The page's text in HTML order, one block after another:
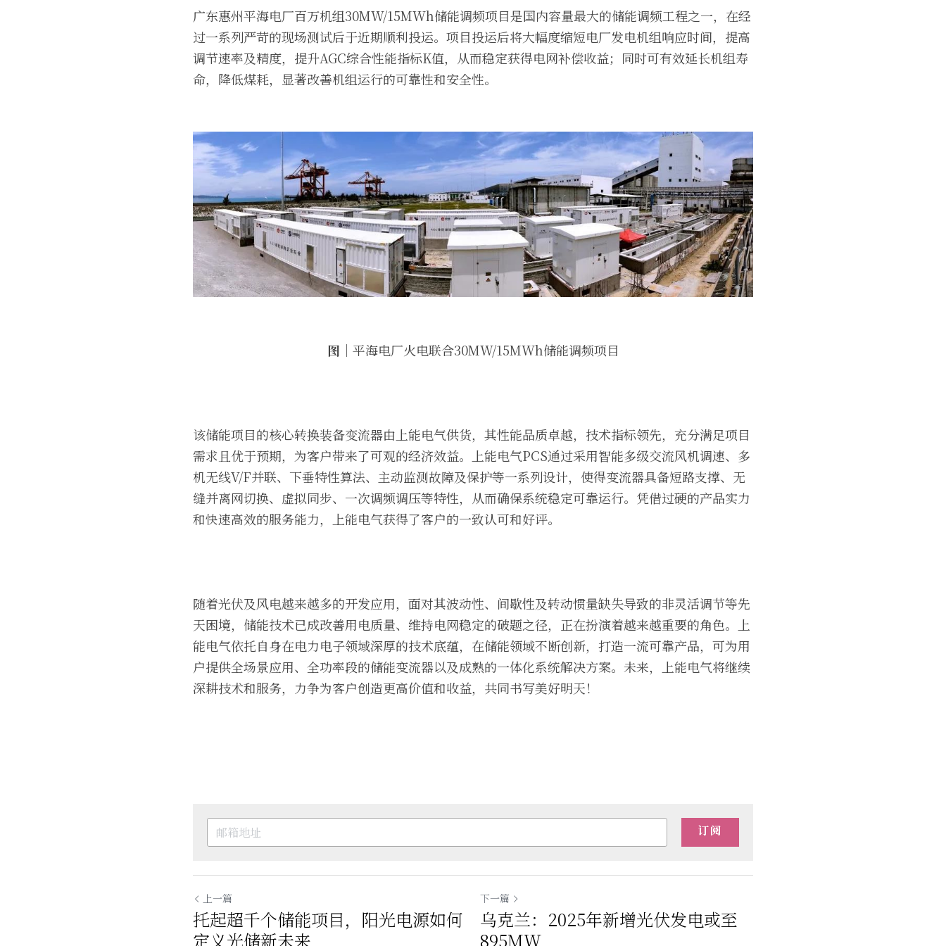
广东惠州平海电厂百万机组30MW/15MWh储能调频项目是国内容量最大的储能调频工程之一，在经
过一系列严苛的现场测试后于近期顺利投运。项目投运后将大幅度缩短电厂发电机组响应时间，提高
调节速率及精度，提升AGC综合性能指标K值，从而稳定获得电网补偿收益；同时可有效延长机组寿
命，降低煤耗，显著改善机组运行的可靠性和安全性。
图｜ 平海电厂火电联合30MW/15MWh储能调频项目
该储能项目的核心转换装备变流器由上能电气供货，其性能品质卓越，技术指标领先，充分满足项目
需求且优于预期，为客户带来了可观的经济效益。上能电气PCS通过采用智能多级交流风机调速、多
机无线V/F并联、下垂特性算法、主动监测故障及保护等一系列设计，使得变流器具备短路支撑、无
缝并离网切换、虚拟同步、一次调频调压等特性，从而确保系统稳定可靠运行。凭借过硬的产品实力
和快速高效的服务能力，上能电气获得了客户的一致认可和好评。
随着光伏及风电越来越多的开发应用，面对其波动性、间歇性及转动惯量缺失导致的非灵活调节等先
天困境，储能技术已成改善用电质量、维持电网稳定的破题之径，正在扮演着越来越重要的角色。上
能电气依托自身在电力电子领域深厚的技术底蕴，在储能领域不断创新，打造一流可靠产品，可为用
户提供全场景应用、全功率段的储能变流器以及成熟的一体化系统解决方案。未来，上能电气将继续
深耕技术和服务，力争为客户创造更高价值和收益，共同书写美好明天！
订阅
上一篇
托起超千个储能项目，阳光电源如何
定义光储新未来
下一篇
乌克兰：2025年新增光伏发电或至
895MW